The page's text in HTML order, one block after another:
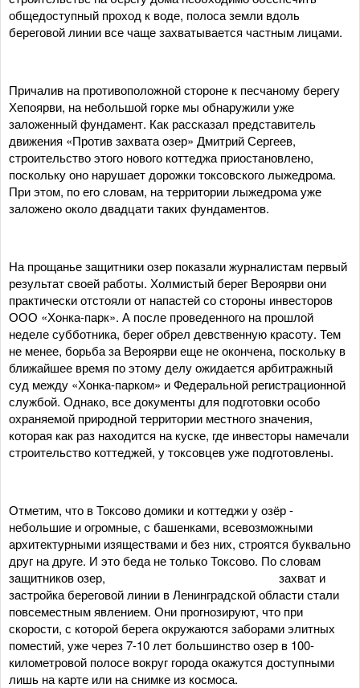
общедоступный проход к воде, полоса земли вдоль
береговой линии все чаще захватывается частным лицами.
Причалив на противоположной стороне к песчаному берегу
Хепоярви, на небольшой горке мы обнаружили уже
заложенный фундамент. Как рассказал представитель
движения «Против захвата озер» Дмитрий Сергеев,
строительство этого нового коттеджа приостановлено,
поскольку оно нарушает дорожки токсовского лыжедрома.
При этом, по его словам, на территории лыжедрома уже
заложено около двадцати таких фундаментов.
На прощанье защитники озер показали журналистам первый
результат своей работы. Холмистый берег Вероярви они
практически отстояли от напастей со стороны инвесторов
ООО «Хонка-парк». А после проведенного на прошлой
неделе субботника, берег обрел девственную красоту. Тем
не менее, борьба за Вероярви еще не окончена, поскольку в
ближайшее время по этому делу ожидается арбитражный
суд между «Хонка-парком» и Федеральной регистрационной
службой. Однако, все документы для подготовки особо
охраняемой природной территории местного значения,
которая как раз находится на куске, где инвесторы намечали
строительство коттеджей, у токсовцев уже подготовлены.
Отметим, что в Токсово домики и коттеджи у озёр -
небольшие и огромные, с башенками, всевозможными
архитектурными изяществами и без них, строятся буквально
друг на друге. И это беда не только Токсово. По словам
защитников озер, захват и
застройка береговой линии в Ленинградской области стали
повсеместным явлением. Они прогнозируют, что при
скорости, с которой берега окружаются заборами элитных
поместий, уже через 7-10 лет большинство озер в 100-
километровой полосе вокруг города окажутся доступными
лишь на карте или на снимке из космоса.